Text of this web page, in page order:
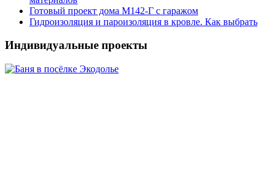
Готовый проект дома М142-Г с гаражом
Гидроизоляция и пароизоляция в кровле. Как выбрать
Индивидуальные проекты